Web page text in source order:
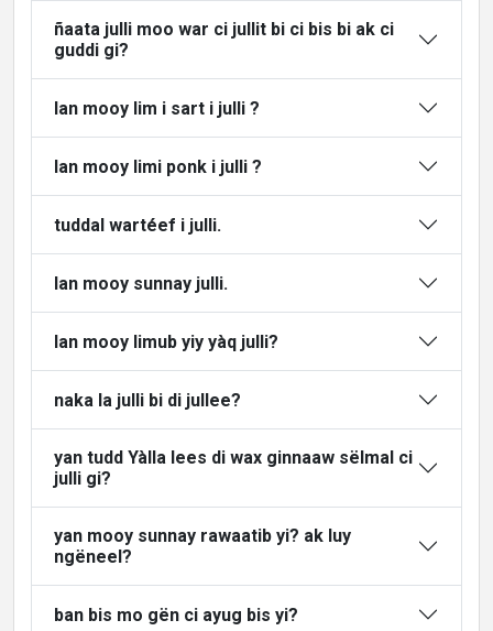
ñaata julli moo war ci jullit bi ci bis bi ak ci
guddi gi?
lan mooy lim i sart i julli ?
lan mooy limi ponk i julli ?
tuddal wartéef i julli.
lan mooy sunnay julli.
lan mooy limub yiy yàq julli?
naka la julli bi di jullee?
yan tudd Yàlla lees di wax ginnaaw sëlmal ci
julli gi?
yan mooy sunnay rawaatib yi? ak luy
ngëneel?
ban bis mo gën ci ayug bis yi?